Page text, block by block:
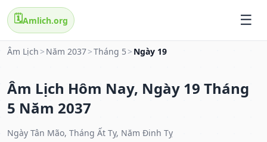
🗓️Amlich.org
Âm Lịch > Năm 2037>Tháng 5 > Ngày 19
Âm Lịch Hôm Nay, Ngày 19 Tháng
5 Năm 2037
Ngày Tân Mão, Tháng Ất Tỵ, Năm Đinh Tỵ